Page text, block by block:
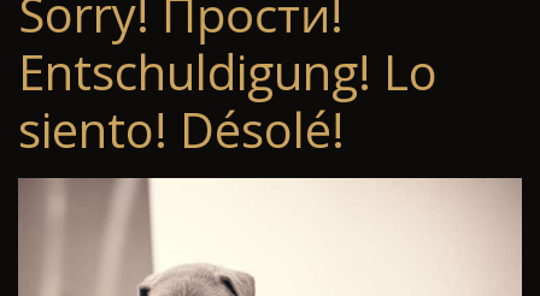
Sorry! Прости!
Entschuldigung! Lo
siento! Désolé!